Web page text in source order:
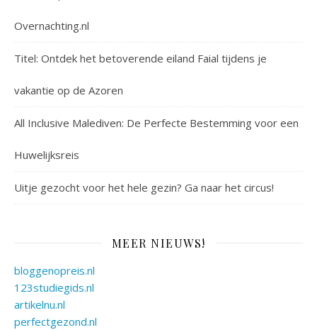
Overnachting.nl
Titel: Ontdek het betoverende eiland Faial tijdens je
vakantie op de Azoren
All Inclusive Malediven: De Perfecte Bestemming voor een
Huwelijksreis
Uitje gezocht voor het hele gezin? Ga naar het circus!
MEER NIEUWS!
bloggenopreis.nl
123studiegids.nl
artikelnu.nl
perfectgezond.nl